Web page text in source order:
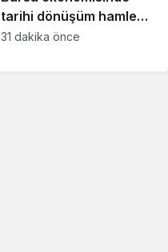
tarihi dönüşüm hamlesi
resmen başladı…
31 dakika önce